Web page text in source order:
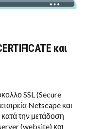
και
SSL (Secure
Netscape και
την μετάδοση
(website) και